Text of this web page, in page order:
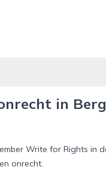
in
Write for Rights in
onrecht.